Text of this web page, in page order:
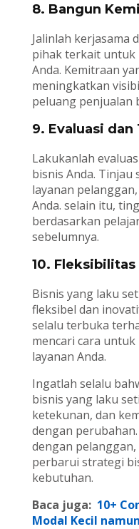
8. Bangun
Jalinlah kerjasama
pihak terkait untuk
Anda. Kemitraan
meningkatkan
peluang penjualan
9. Evaluasi
Lakukanlah
bisnis Anda. Tinjau
layanan
Anda. selain itu,
berdasarkan
sebelumnya.
10. Fleksibilitas
Bisnis yang laku
fleksibel dan
selalu terbuka
mencari cara
layanan Anda.
Ingatlah selalu
bisnis yang laku
ketekunan, dan
dengan
dengan
perbarui strategi
kebutuhan.
Baca juga: 10+
Modal Kecil